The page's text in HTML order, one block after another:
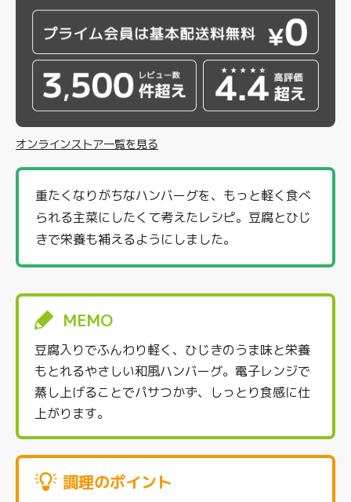
オンラインストア一覧を見る
重たくなりがちなハンバーグを、もっと軽く食べ
られる主菜にしたくて考えたレシピ。豆腐とひじ
きで栄養も補えるようにしました。
MEMO
豆腐入りでふんわり軽く、ひじきのうま味と栄養
もとれるやさしい和風ハンバーグ。電子レンジで
蒸し上げることでパサつかず、しっとり食感に仕
上がります。
調理のポイント